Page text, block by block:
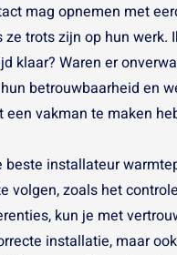
mag opnemen met
trots zijn op hun
klaar? Waren er
betrouwbaarheid en
vakman te maken
beste installateur
volgen, zoals het
kun je met
installatie, maar